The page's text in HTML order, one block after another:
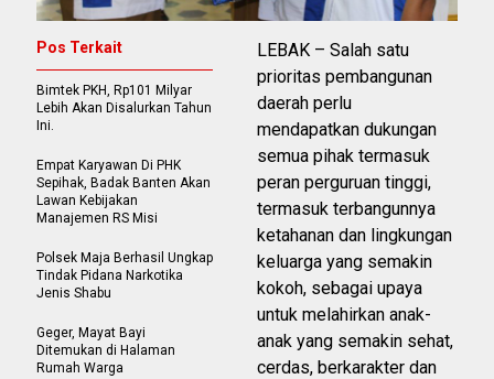
LEBAK – Salah satu
prioritas pembangunan
daerah perlu
mendapatkan dukungan
semua pihak termasuk
peran perguruan tinggi,
termasuk terbangunnya
ketahanan dan lingkungan
keluarga yang semakin
kokoh, sebagai upaya
untuk melahirkan anak-
anak yang semakin sehat,
cerdas, berkarakter dan
Pos Terkait
Bimtek PKH, Rp101 Milyar
Lebih Akan Disalurkan Tahun
Ini.
Empat Karyawan Di PHK
Sepihak, Badak Banten Akan
Lawan Kebijakan
Manajemen RS Misi
Polsek Maja Berhasil Ungkap
Tindak Pidana Narkotika
Jenis Shabu
Geger, Mayat Bayi
Ditemukan di Halaman
Rumah Warga